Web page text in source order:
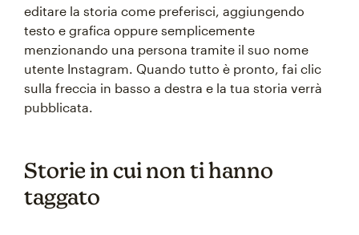
editare la storia come preferisci, aggiungendo
testo e grafica oppure semplicemente
menzionando una persona tramite il suo nome
utente Instagram. Quando tutto è pronto, fai clic
sulla freccia in basso a destra e la tua storia verrà
pubblicata.
Storie in cui non ti hanno
taggato